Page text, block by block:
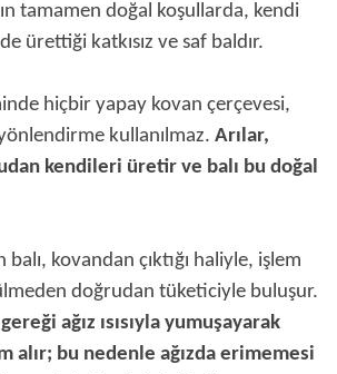
tamamen doğal koşullarda, kendi
ürettiği katkısız ve saf baldır.
hiçbir yapay kovan çerçevesi,
kullanılmaz. Arılar,
kendileri üretir ve balı bu doğal
kovandan çıktığı haliyle, işlem
doğrudan tüketiciyle buluşur.
ağız ısısıyla yumuşayarak
alır; bu nedenle ağızda erimemesi